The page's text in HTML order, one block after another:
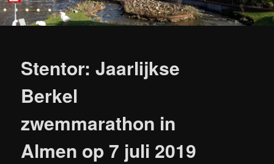
Stentor: Jaarlijkse
Berkel
zwemmarathon in
Almen op 7 juli 2019